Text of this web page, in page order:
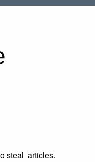
steal articles.